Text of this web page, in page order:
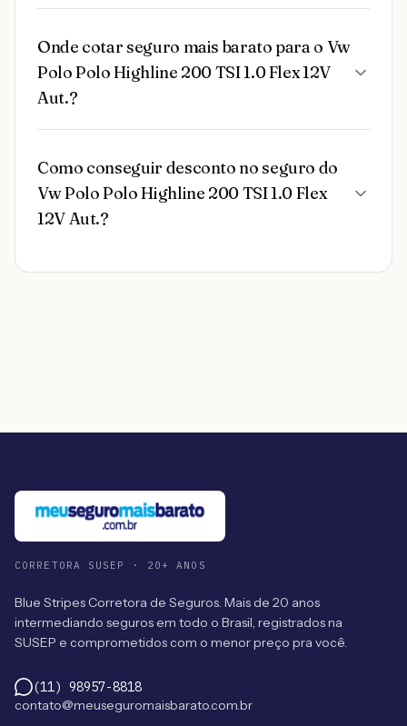
Onde cotar seguro mais barato para o Vw
Polo Polo Highline 200 TSI 1.0 Flex 12V
Aut.?
Como conseguir desconto no seguro do
Vw Polo Polo Highline 200 TSI 1.0 Flex
12V Aut.?
CORRETORA SUSEP · 20+ ANOS
Blue Stripes Corretora de Seguros. Mais de 20 anos
intermediando seguros em todo o Brasil, registrados na
SUSEP e comprometidos com o menor preço pra você.
(11) 98957-8818
contato@meuseguromaisbarato.com.br